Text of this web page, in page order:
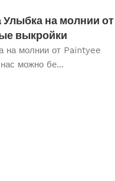
на молнии от
выкройки
на молнии от Paintyee
можно бе...